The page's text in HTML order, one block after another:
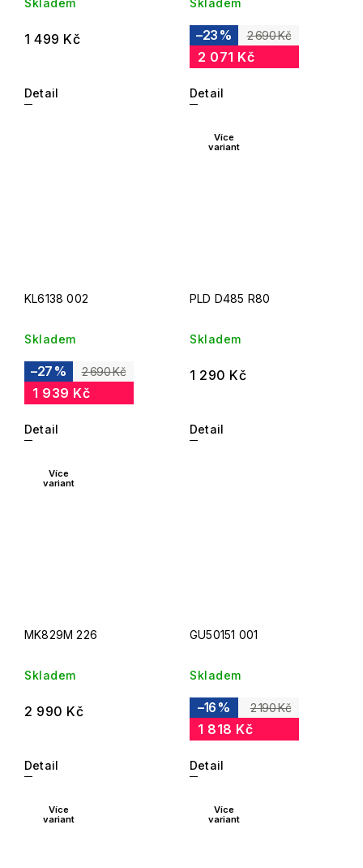
Skladem
1 499 Kč
Detail
Skladem
2 690 Kč
–23 %
2 071 Kč
Detail
KL6138 002
Skladem
2 690 Kč
–27 %
1 939 Kč
Detail
Více
variant
PLD D485 R80
Skladem
1 290 Kč
Detail
Více
variant
MK829M 226
Skladem
2 990 Kč
Detail
GU50151 001
Skladem
2 190 Kč
–16 %
1 818 Kč
Detail
Více
variant
Více
variant